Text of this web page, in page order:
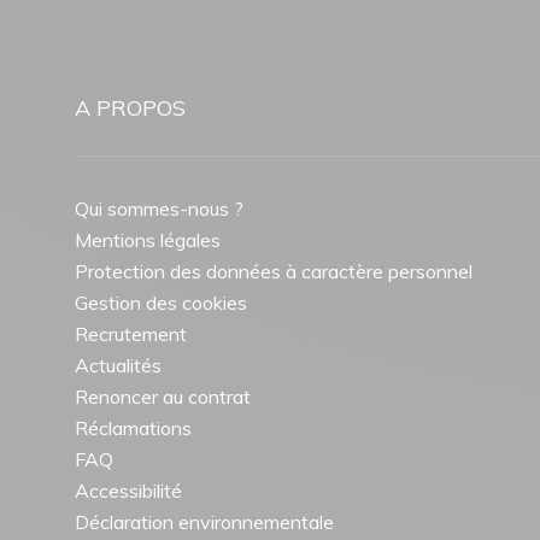
A PROPOS
Qui sommes-nous ?
Mentions légales
Protection des données à caractère personnel
Gestion des cookies
Recrutement
Actualités
Renoncer au contrat
Réclamations
FAQ
Accessibilité
Déclaration environnementale